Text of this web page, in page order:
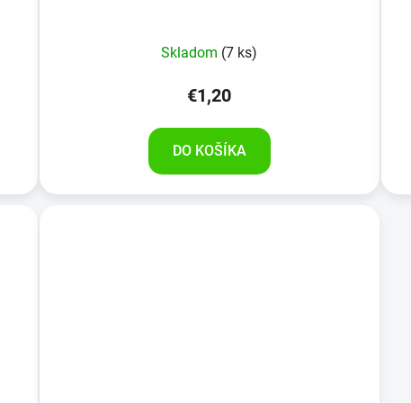
Skladom (7 ks)
€1,20
DO KOŠÍKA